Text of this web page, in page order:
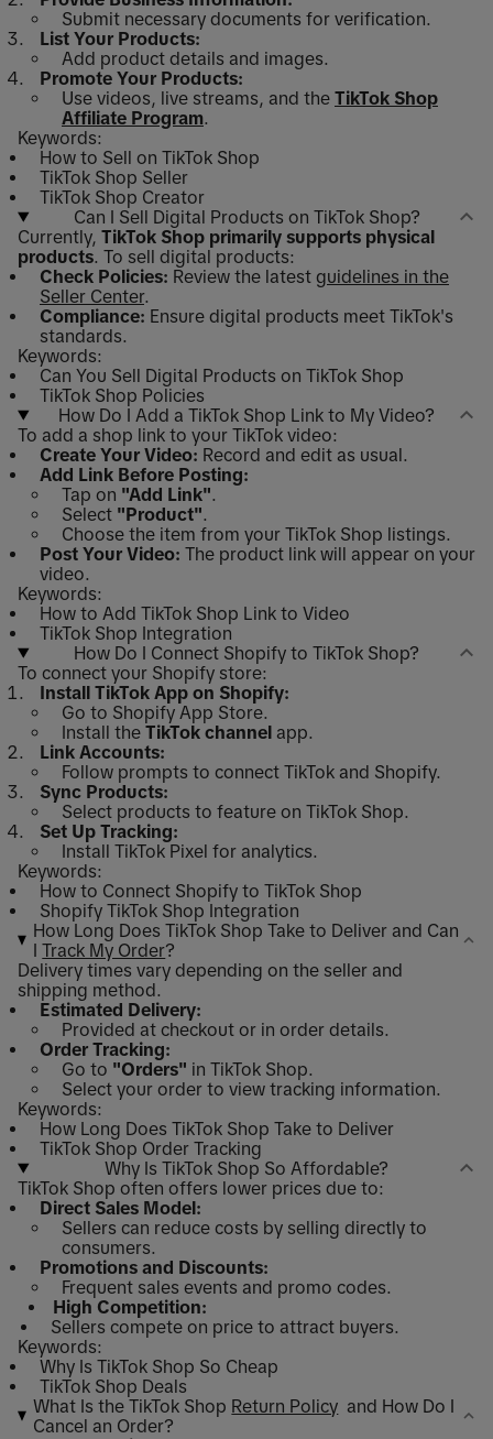
Submit necessary documents for verification.
List Your Products:
Add product details and images.
Promote Your Products:
Use videos, live streams, and the TikTok Shop
Affiliate Program.
Keywords:
How to Sell on TikTok Shop
TikTok Shop Seller
TikTok Shop Creator
Can I Sell Digital Products on TikTok Shop?
Currently, TikTok Shop primarily supports physical
products. To sell digital products:
Check Policies: Review the latest guidelines in the
Seller Center.
Compliance: Ensure digital products meet TikTok's
standards.
Keywords:
Can You Sell Digital Products on TikTok Shop
TikTok Shop Policies
How Do I Add a TikTok Shop Link to My Video?
To add a shop link to your TikTok video:
Create Your Video: Record and edit as usual.
Add Link Before Posting:
Tap on "Add Link".
Select "Product".
Choose the item from your TikTok Shop listings.
Post Your Video: The product link will appear on your
video.
Keywords:
How to Add TikTok Shop Link to Video
TikTok Shop Integration
How Do I Connect Shopify to TikTok Shop?
To connect your Shopify store:
Install TikTok App on Shopify:
Go to Shopify App Store.
Install the TikTok channel app.
Link Accounts:
Follow prompts to connect TikTok and Shopify.
Sync Products:
Select products to feature on TikTok Shop.
Set Up Tracking:
Install TikTok Pixel for analytics.
Keywords:
How to Connect Shopify to TikTok Shop
Shopify TikTok Shop Integration
How Long Does TikTok Shop Take to Deliver and Can
ITrack My Order?
Delivery times vary depending on the seller and
shipping method.
Estimated Delivery:
Provided at checkout or in order details.
Order Tracking:
Go to "Orders" in TikTok Shop.
Select your order to view tracking information.
Keywords:
How Long Does TikTok Shop Take to Deliver
TikTok Shop Order Tracking
Why Is TikTok Shop So Affordable?
TikTok Shop often offers lower prices due to:
Direct Sales Model:
Sellers can reduce costs by selling directly to
consumers.
Promotions and Discounts:
Frequent sales events and promo codes.
High Competition:
Sellers compete on price to attract buyers.
Keywords:
Why Is TikTok Shop So Cheap
TikTok Shop Deals
What Is the TikTok Shop Return Policy and How Do I
Cancel an Order?